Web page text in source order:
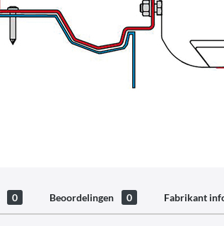
0 Beoordelingen 0 Fabrikant